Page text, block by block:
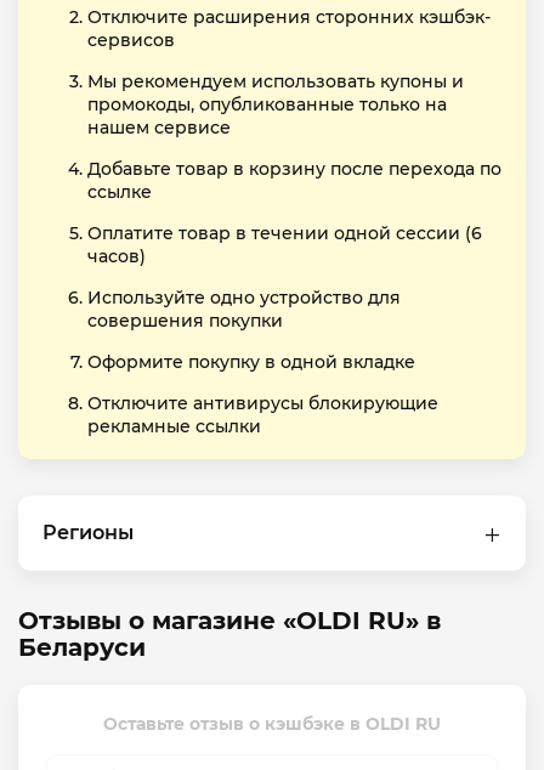
Отключите расширения сторонних кэшбэк-
сервисов
Мы рекомендуем использовать купоны и
промокоды, опубликованные только на
нашем сервисе
Добавьте товар в корзину после перехода по
ссылке
Оплатите товар в течении одной сессии (6
часов)
Используйте одно устройство для
совершения покупки
Оформите покупку в одной вкладке
Отключите антивирусы блокирующие
рекламные ссылки
Регионы
Отзывы о магазине «OLDI RU» в
Беларуси
Оставьте отзыв о кэшбэке в OLDI RU